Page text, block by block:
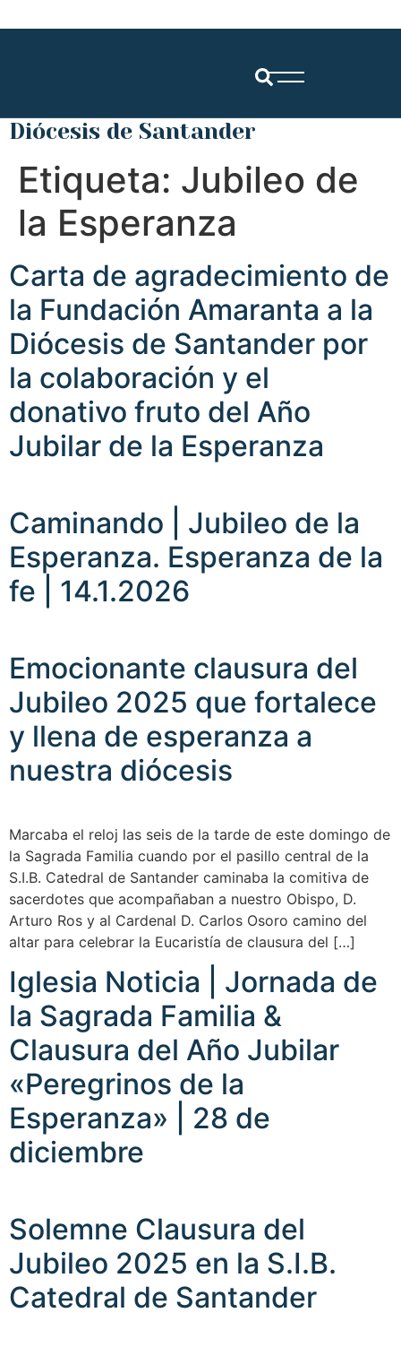
Diócesis de Santander
Etiqueta: Jubileo de
la Esperanza
Carta de agradecimiento de
la Fundación Amaranta a la
Diócesis de Santander por
la colaboración y el
donativo fruto del Año
Jubilar de la Esperanza
Caminando | Jubileo de la
Esperanza. Esperanza de la
fe | 14.1.2026
Emocionante clausura del
Jubileo 2025 que fortalece
y llena de esperanza a
nuestra diócesis
Marcaba el reloj las seis de la tarde de este domingo de
la Sagrada Familia cuando por el pasillo central de la
S.I.B. Catedral de Santander caminaba la comitiva de
sacerdotes que acompañaban a nuestro Obispo, D.
Arturo Ros y al Cardenal D. Carlos Osoro camino del
altar para celebrar la Eucaristía de clausura del […]
Iglesia Noticia | Jornada de
la Sagrada Familia &
Clausura del Año Jubilar
«Peregrinos de la
Esperanza» | 28 de
diciembre
Solemne Clausura del
Jubileo 2025 en la S.I.B.
Catedral de Santander